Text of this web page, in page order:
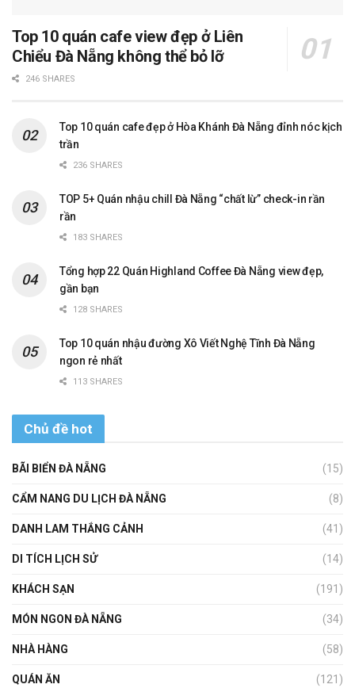
Top 10 quán cafe view đẹp ở Liên
Chiểu Đà Nẵng không thể bỏ lỡ
246 SHARES
Top 10 quán cafe đẹp ở Hòa Khánh Đà Nẵng đỉnh nóc kịch
trần
236 SHARES
TOP 5+ Quán nhậu chill Đà Nẵng “chất lừ” check-in rần
rần
183 SHARES
Tổng hợp 22 Quán Highland Coffee Đà Nẵng view đẹp,
gần bạn
128 SHARES
Top 10 quán nhậu đường Xô Viết Nghệ Tĩnh Đà Nẵng
ngon rẻ nhất
113 SHARES
Chủ đề hot
BÃI BIỂN ĐÀ NẴNG (15)
CẨM NANG DU LỊCH ĐÀ NẴNG (8)
DANH LAM THẮNG CẢNH (41)
DI TÍCH LỊCH SỬ (14)
KHÁCH SẠN (191)
MÓN NGON ĐÀ NẴNG (34)
NHÀ HÀNG (58)
QUÁN ĂN (121)